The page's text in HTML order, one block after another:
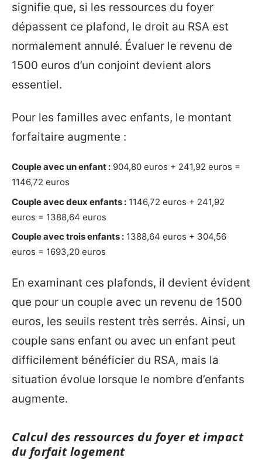
signifie que, si les ressources du foyer
dépassent ce plafond, le droit au RSA est
normalement annulé. Évaluer le revenu de
1500 euros d’un conjoint devient alors
essentiel.
Pour les familles avec enfants, le montant
forfaitaire augmente :
Couple avec un enfant : 904,80 euros + 241,92 euros =
1146,72 euros
Couple avec deux enfants : 1146,72 euros + 241,92
euros = 1388,64 euros
Couple avec trois enfants : 1388,64 euros + 304,56
euros = 1693,20 euros
En examinant ces plafonds, il devient évident
que pour un couple avec un revenu de 1500
euros, les seuils restent très serrés. Ainsi, un
couple sans enfant ou avec un enfant peut
difficilement bénéficier du RSA, mais la
situation évolue lorsque le nombre d’enfants
augmente.
Calcul des ressources du foyer et impact
du forfait logement